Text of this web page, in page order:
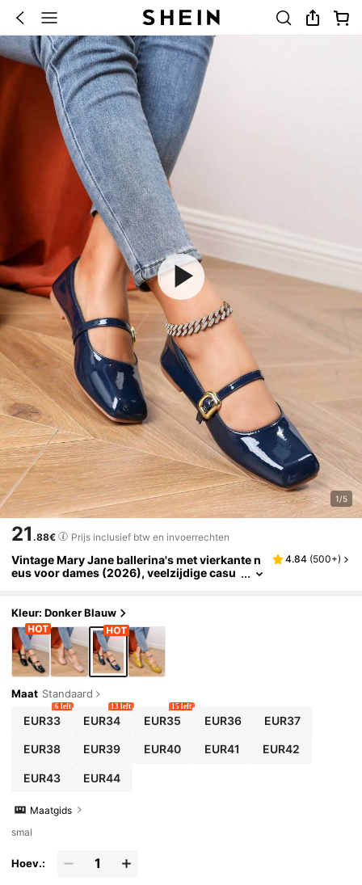
1/5
21 .88€ Prijs inclusief btw en invoerrechten
Vintage Mary Jane ballerina's met vierkante n
eus voor dames (2026), veelzijdige casu
4.84 (500+)
Kleur: Donker Blauw
Maat Standaard
EUR33
6 left
EUR34
13 left
EUR35
15 left
EUR36 EUR37
EUR38 EUR39 EUR40 EUR41 EUR42
EUR43 EUR44
Maatgids
smal
Hoev.: